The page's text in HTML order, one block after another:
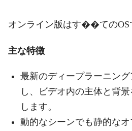
オンライン版はす��てのOS
主な特徴
最新のディープラーニン
し、ビデオ内の主体と背
します。
動的なシーンでも静的な